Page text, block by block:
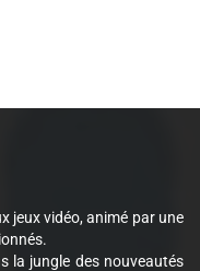
jeux vidéo, animé par une
la jungle des nouveautés